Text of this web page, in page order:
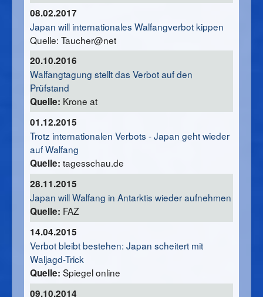
08.02.2017
Japan will internationales Walfangverbot kippen
Quelle: Taucher@net
20.10.2016
Walfangtagung stellt das Verbot auf den
Prüfstand
Quelle: Krone at
01.12.2015
Trotz internationalen Verbots - Japan geht wieder
auf Walfang
Quelle: tagesschau.de
28.11.2015
Japan will Walfang in Antarktis wieder aufnehmen
Quelle: FAZ
14.04.2015
Verbot bleibt bestehen: Japan scheitert mit
Waljagd-Trick
Quelle: Spiegel online
09.10.2014